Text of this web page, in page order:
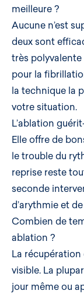
meilleure ?
Aucune n’est
deux sont
très
pour la
la technique la
votre situation.
L’ablation
Elle offre de
le trouble du
reprise reste
seconde
d’arythmie et
Combien de
ablation ?
La
visible. La
jour même ou